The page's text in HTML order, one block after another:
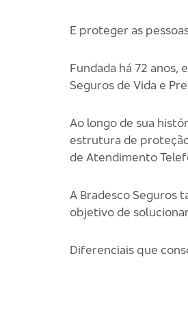
E proteger as
Fundada há 72 anos,
Seguros de Vida e
Ao longo de sua
estrutura de
de Atendimento
A Bradesco Seguros
objetivo de
Diferenciais que